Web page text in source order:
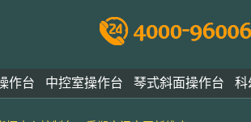
作台 中控室操作台 琴式斜面操作台 科